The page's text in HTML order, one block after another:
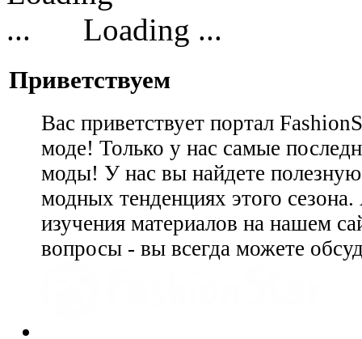
Loading ...
Приветствуем
Вас приветствует портал
моде! Только у нас самые
моды! У нас вы найдете
модных тенденциях этого
изучения материалов на нашем
вопросы - вы всегда можете